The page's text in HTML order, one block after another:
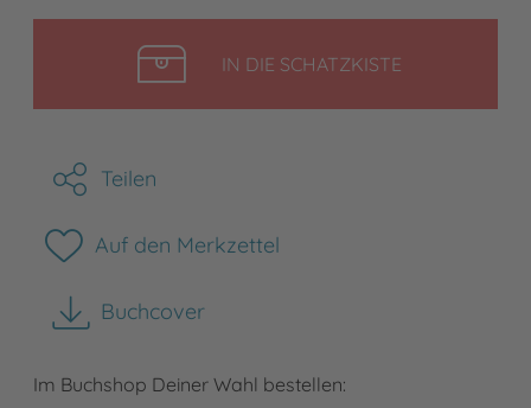
IN DIE SCHATZKISTELEGEN
Teilen
Auf den Merkzettel
Buchcover
herunterladen
Im Buchshop Deiner Wahl bestellen: